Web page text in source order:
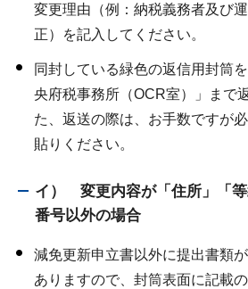
変更理由（例：納税義務者及び
正）を記入してください。
同封している緑色の返信用封筒
央府税事務所（OCR室）」まで
た、返送の際は、お手数ですが
貼りください。
イ） 変更内容が「住所」「
番号以外の場合
減免更新申立書以外に提出書類
ありますので、封筒表面に記載